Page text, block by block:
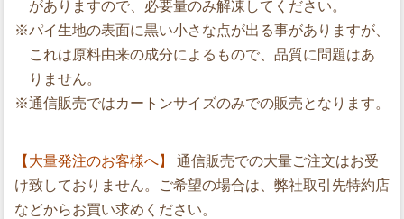
がありますので、必要量のみ解凍してください。
※パイ生地の表面に黒い小さな点が出る事がありますが、
これは原料由来の成分によるもので、品質に問題はあ
りません。
※通信販売ではカートンサイズのみでの販売となります。
【大量発注のお客様へ】
通信販売での大量ご注文はお受
け致しておりません。ご希望の場合は、弊社取引先特約店
などからお買い求めください。